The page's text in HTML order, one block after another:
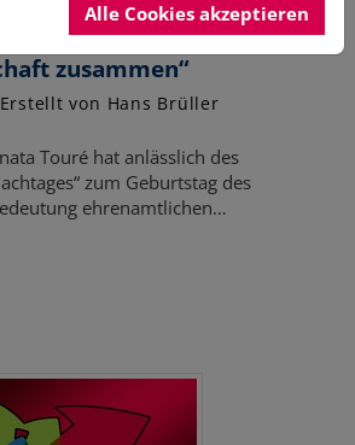
Touré: „Ehrenamt hält
zusammen“
Erstellt von Hans Brüller
Touré hat anlässlich des
zum Geburtstag des
ehrenamtlichen…
Alle Cookies akzeptieren